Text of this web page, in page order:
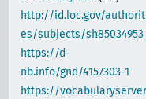
http://id.loc.gov/
es/subjects/sh85034953
https://d-
nb.info/gnd/4157303-1
https://